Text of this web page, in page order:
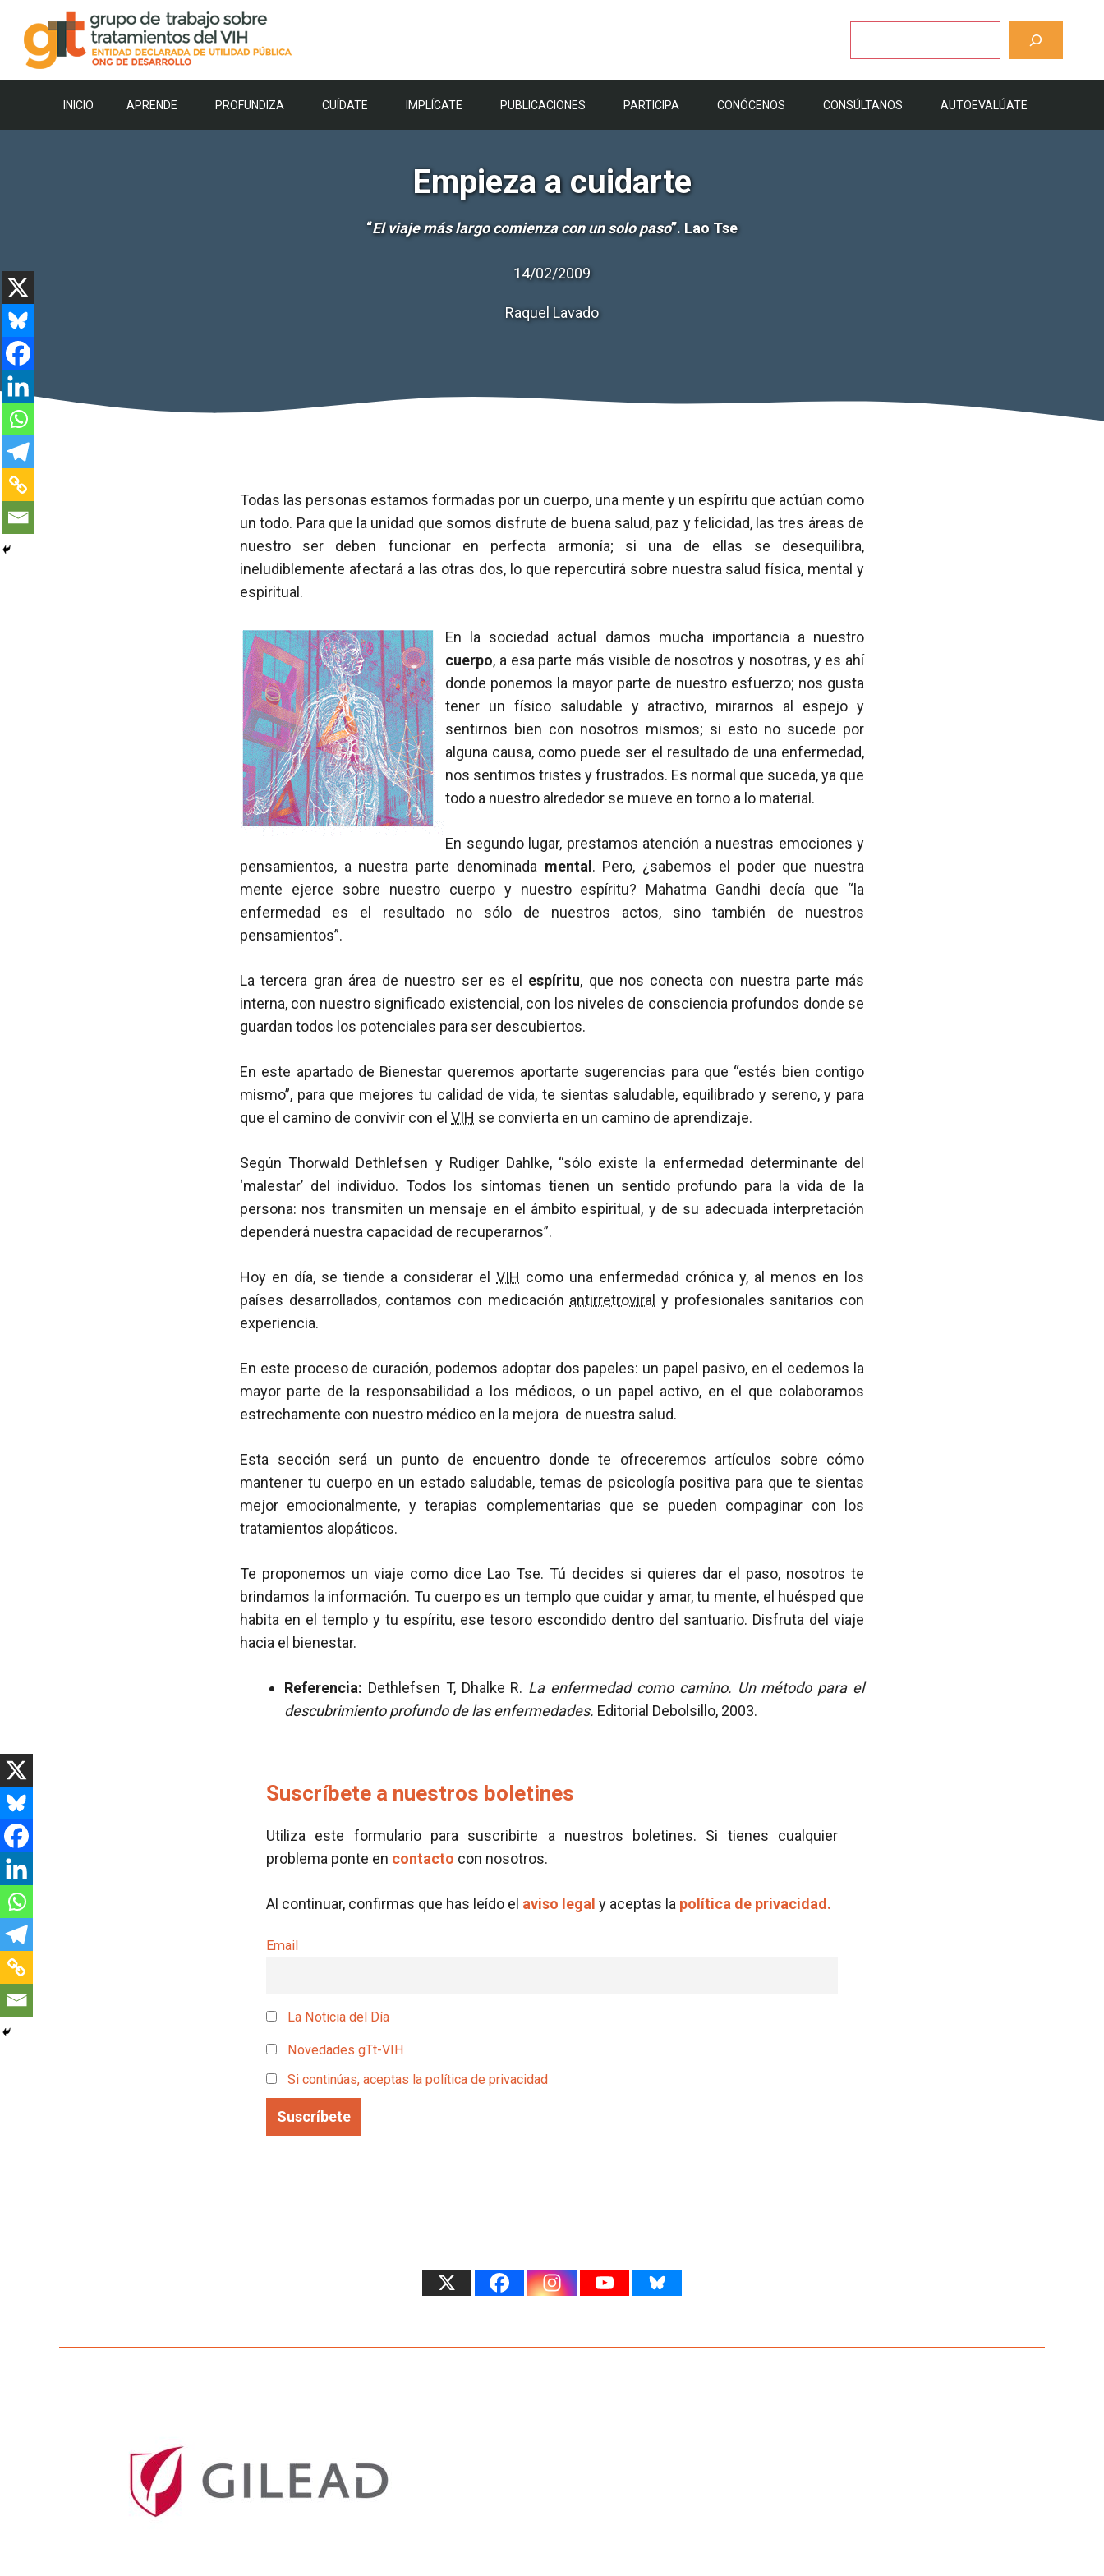
contenido
INICIO APRENDE PROFUNDIZA CUÍDATE IMPLÍCATE PUBLICACIONES PARTICIPA CONÓCENOS CONSÚLTANOS AUTOEVALÚATE
Empieza a cuidarte
“El viaje más largo comienza con un solo paso”. Lao Tse
14/02/2009
Raquel Lavado
Todas las personas estamos formadas por un cuerpo, una mente y un espíritu que actúan como
un todo. Para que la unidad que somos disfrute de buena salud, paz y felicidad, las tres áreas de
nuestro ser deben funcionar en perfecta armonía; si una de ellas se desequilibra,
ineludiblemente afectará a las otras dos, lo que repercutirá sobre nuestra salud física, mental y
espiritual.
En la sociedad actual damos mucha importancia a nuestro
cuerpo, a esa parte más visible de nosotros y nosotras, y es ahí
donde ponemos la mayor parte de nuestro esfuerzo; nos gusta
tener un físico saludable y atractivo, mirarnos al espejo y
sentirnos bien con nosotros mismos; si esto no sucede por
alguna causa, como puede ser el resultado de una enfermedad,
nos sentimos tristes y frustrados. Es normal que suceda, ya que
todo a nuestro alrededor se mueve en torno a lo material.
En segundo lugar, prestamos atención a nuestras emociones y
pensamientos, a nuestra parte denominada mental . Pero, ¿sabemos el poder que nuestra
mente ejerce sobre nuestro cuerpo y nuestro espíritu? Mahatma Gandhi decía que “la
enfermedad es el resultado no sólo de nuestros actos, sino también de nuestros
pensamientos”.
La tercera gran área de nuestro ser es el espíritu, que nos conecta con nuestra parte más
interna, con nuestro significado existencial, con los niveles de consciencia profundos donde se
guardan todos los potenciales para ser descubiertos.
En este apartado de Bienestar queremos aportarte sugerencias para que “estés bien contigo
mismo”, para que mejores tu calidad de vida, te sientas saludable, equilibrado y sereno, y para
que el camino de convivir con el VIH se convierta en un camino de aprendizaje.
Según Thorwald Dethlefsen y Rudiger Dahlke, “sólo existe la enfermedad determinante del
‘malestar’ del individuo. Todos los síntomas tienen un sentido profundo para la vida de la
persona: nos transmiten un mensaje en el ámbito espiritual, y de su adecuada interpretación
dependerá nuestra capacidad de recuperarnos”.
Hoy en día, se tiende a considerar el VIH como una enfermedad crónica y, al menos en los
países desarrollados, contamos con medicación antirretroviral y profesionales sanitarios con
experiencia.
En este proceso de curación, podemos adoptar dos papeles: un papel pasivo, en el cedemos la
mayor parte de la responsabilidad a los médicos, o un papel activo, en el que colaboramos
estrechamente con nuestro médico en la mejora de nuestra salud.
Esta sección será un punto de encuentro donde te ofreceremos artículos sobre cómo
mantener tu cuerpo en un estado saludable, temas de psicología positiva para que te sientas
mejor emocionalmente, y terapias complementarias que se pueden compaginar con los
tratamientos alopáticos.
Te proponemos un viaje como dice Lao Tse. Tú decides si quieres dar el paso, nosotros te
brindamos la información. Tu cuerpo es un templo que cuidar y amar, tu mente, el huésped que
habita en el templo y tu espíritu, ese tesoro escondido dentro del santuario. Disfruta del viaje
hacia el bienestar.
Referencia: Dethlefsen T, Dhalke R. La enfermedad como camino. Un método para el
descubrimiento profundo de las enfermedades. Editorial Debolsillo, 2003.
Suscríbete a nuestros boletines
Utiliza este formulario para suscribirte a nuestros boletines. Si tienes cualquier
problema ponte en contacto con nosotros.
Al continuar, confirmas que has leído el aviso legal y aceptas la política de privacidad.
Email
La Noticia del Día
Novedades gTt-VIH
Si continúas, aceptas la política de privacidad